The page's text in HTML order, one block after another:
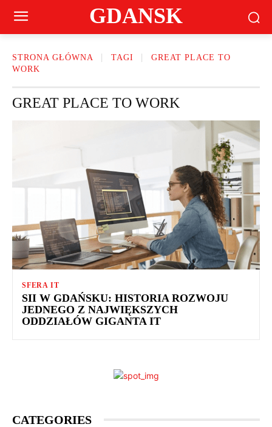
GDANSK
STRONA GŁÓWNA TAGI
GREAT PLACE TO
WORK
GREAT PLACE TO WORK
SFERA IT
SII W GDAŃSKU: HISTORIA ROZWOJU
JEDNEGO Z NAJWIĘKSZYCH
ODDZIAŁÓW GIGANTA IT
CATEGORIES